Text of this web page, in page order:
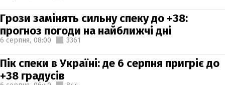
Грози замінять сильну спеку до +38:
прогноз погоди на найближчі дні
6 серпня, 08:00 3361
Пік спеки в Україні: де 6 серпня пригріє до
+38 градусів